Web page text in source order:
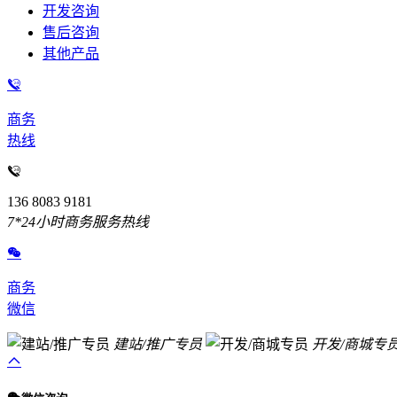
开发咨询
售后咨询
其他产品
商务
热线
136 8083 9181
7*24小时商务服务热线
商务
微信
建站/推广专员 开发/商城专